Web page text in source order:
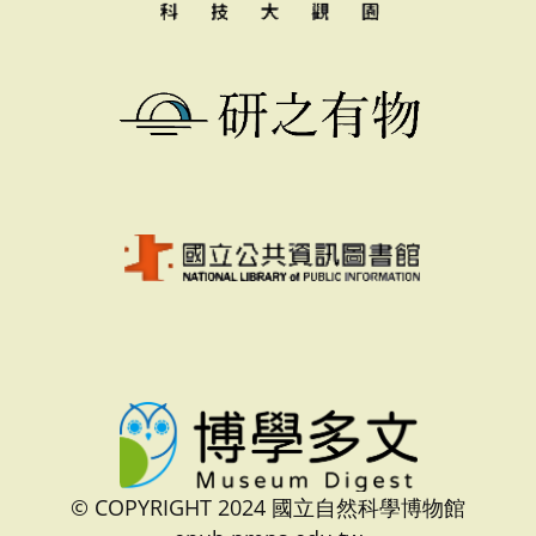
© COPYRIGHT 2024 國立自然科學博物館